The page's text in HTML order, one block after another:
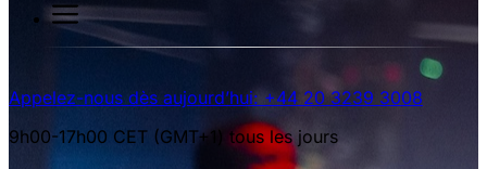
Appelez-nous dès aujourd’hui: +44 20 3239 3008
9h00-17h00 CET (GMT+1) tous les jours